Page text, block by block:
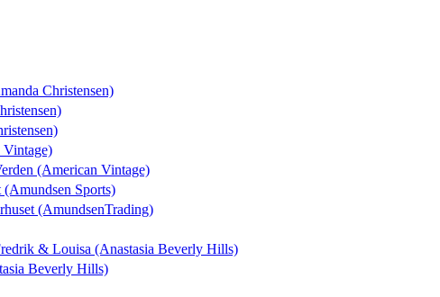
Christensen)
(American Vintage)
Sports)
(AmundsenTrading)
& Louisa (Anastasia Beverly Hills)
Beverly Hills)